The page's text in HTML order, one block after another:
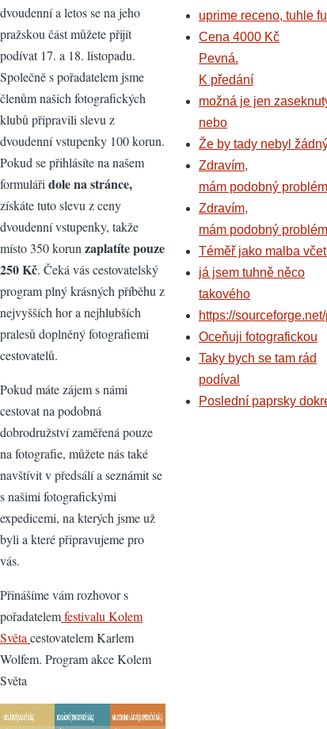
dvoudenní a letos se na jeho
pražskou část můžete přijít
podívat 17. a 18. listopadu.
Společně s pořadatelem jsme
členům našich fotografických
klubů připravili slevu z
dvoudenní vstupenky 100 korun.
Pokud se přihlásíte na našem
formuláři dole na stránce,
získáte tuto slevu z ceny
dvoudenní vstupenky, takže
místo 350 korun zaplatíte pouze
250 Kč. Čeká vás cestovatelský
program plný krásných příběhu z
nejvyšších hor a nejhlubších
pralesů doplněný fotografiemi
cestovatelů.
Pokud máte zájem s námi
cestovat na podobná
dobrodružství zaměřená pouze
na fotografie, můžete nás také
navštívit v předsálí a seznámit se
s našimi fotografickými
expedicemi, na kterých jsme už
byli a které připravujeme pro
vás.
Přinášíme vám rozhovor s
pořadatelemfestivalu Kolem
Světa cestovatelem Karlem
Wolfem. Program akce Kolem
Světa
uprime receno, tuhle
Cena 4000 Kč
Pevná.
K předání
možná je jen
nebo
Že by tady nebyl
Zdravím,
mám podobný problém
Zdravím,
mám podobný
Téměř jako malba
já jsem tuhně něco
takového
https://
Oceňuji fotografickou
Taky bych se tam rád
podíval
Poslední paprsky